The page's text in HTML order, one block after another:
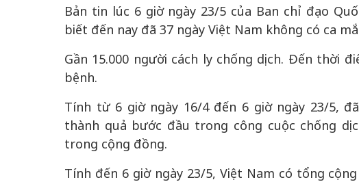
Bản tin lúc 6 giờ ngày 23/5 của Ban chỉ đạo
biết đến nay đã 37 ngày Việt Nam không có ca
Gần 15.000 người cách ly chống dịch. Đến thời
bệnh.
Tính từ 6 giờ ngày 16/4 đến 6 giờ ngày 23/5,
thành quả bước đầu trong công cuộc chống
trong cộng đồng.
Tính đến 6 giờ ngày 23/5, Việt Nam có tổng
50 năm Việt Nam gia
nhập UNESCO: Khơi
nguồn nội lực văn hóa,
định hình vị thế kiến
tạo | Kỳ 4: Sáng kiến
làm nên diện mạo mới
nhập UNESCO: Khơi
nguồn nội lực văn hóa,
định hình vị thế kiến
quốc tế bằng bản lĩnh